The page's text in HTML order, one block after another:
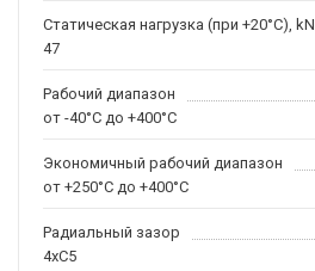
Статическая нагрузка (при +20°C), kN
47
Рабочий диапазон
от -40°C до +400°C
Экономичный рабочий диапазон
от +250°C до +400°C
Радиальный зазор
4xC5